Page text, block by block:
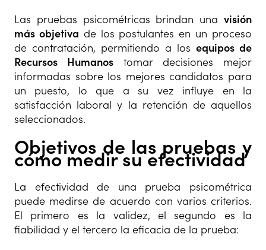
Las pruebas psicométricas brindan una visión
más objetiva de los postulantes en un proceso
de contratación, permitiendo a los equipos de
Recursos Humanos tomar decisiones mejor
informadas sobre los mejores candidatos para
un puesto, lo que a su vez influye en la
satisfacción laboral y la retención de aquellos
seleccionados.
Objetivos de las pruebas y
cómo medir su efectividad
La efectividad de una prueba psicométrica
puede medirse de acuerdo con varios criterios.
El primero es la validez, el segundo es la
fiabilidad y el tercero la eficacia de la prueba: